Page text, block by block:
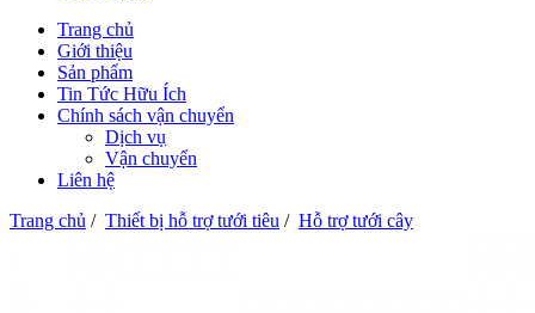
Trang chủ
Giới thiệu
Sản phẩm
Tin Tức Hữu Ích
Chính sách vận chuyển
Dịch vụ
Vận chuyển
Liên hệ
Trang chủ / Thiết bị hỗ trợ tưới tiêu / Hỗ trợ tưới cây